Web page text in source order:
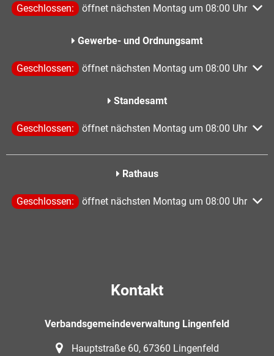
Klicken, um weitere Öffnungs- oder Schließzeiten
Geschlossen: öffnet nächsten Montag um 08:00 Uhr
Gewerbe- und Ordnungsamt
Klicken, um weitere Öffnungs- oder Schließzeiten
Geschlossen: öffnet nächsten Montag um 08:00 Uhr
Standesamt
Klicken, um weitere Öffnungs- oder Schließzeiten
Geschlossen: öffnet nächsten Montag um 08:00 Uhr
Rathaus
Klicken, um weitere Öffnungs- oder Schließzeiten
Geschlossen: öffnet nächsten Montag um 08:00 Uhr
Kontakt
Verbandsgemeindeverwaltung Lingenfeld
Hauptstraße 60, 67360 Lingenfeld